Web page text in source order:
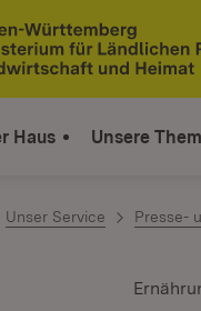
Haus Unsere
Unser Service Presse-